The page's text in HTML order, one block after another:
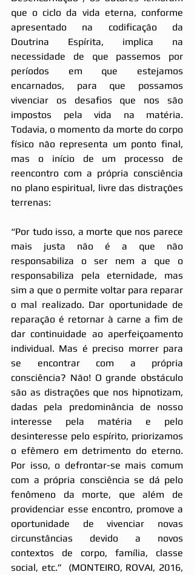
que o ciclo da vida eterna, conforme
apresentado na codificação da
Doutrina Espírita, implica na
necessidade de que passemos por
períodos em que estejamos
encarnados, para que possamos
vivenciar os desafios que nos são
impostos pela vida na matéria.
Todavia, o momento da morte do corpo
físico não representa um ponto final,
mas o início de um processo de
reencontro com a própria consciência
no plano espiritual, livre das distrações
terrenas:
“Por tudo isso, a morte que nos parece
mais justa não é a que não
responsabiliza o ser nem a que o
responsabiliza pela eternidade, mas
sim a que o permite voltar para reparar
o mal realizado. Dar oportunidade de
reparação é retornar à carne a fim de
dar continuidade ao aperfeiçoamento
individual. Mas é preciso morrer para
se encontrar com a própria
consciência? Não! O grande obstáculo
são as distrações que nos hipnotizam,
dadas pela predominância de nosso
interesse pela matéria e pelo
desinteresse pelo espírito, priorizamos
o efêmero em detrimento do eterno.
Por isso, o defrontar-se mais comum
com a própria consciência se dá pelo
fenômeno da morte, que além de
providenciar esse encontro, promove a
oportunidade de vivenciar novas
circunstâncias devido a novos
contextos de corpo, família, classe
social, etc.”  (MONTEIRO, ROVAI, 2016,